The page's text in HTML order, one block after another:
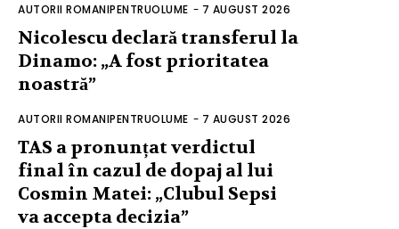
AUTORII ROMANIPENTRUOLUME - 7 AUGUST 2026
Nicolescu declară transferul la
Dinamo: „A fost prioritatea
noastră”
AUTORII ROMANIPENTRUOLUME - 7 AUGUST 2026
TAS a pronunțat verdictul
final în cazul de dopaj al lui
Cosmin Matei: „Clubul Sepsi
va accepta decizia”